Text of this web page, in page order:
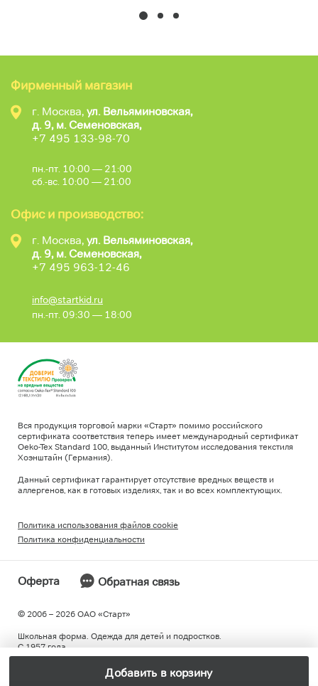
Добавить в корзину
Фирменный магазин
г. Москва, ул. Вельяминовская,
д. 9, м. Семеновская,
+7 495 133-98-70
пн.-пт. 10:00 — 21:00
сб.-вс. 10:00 — 21:00
Офис и производство:
г. Москва, ул. Вельяминовская,
д. 9, м. Семеновская,
+7 495 963-12-46
info@startkid.ru
пн.-пт. 09:30 — 18:00
© 2006 – 2026 ОAO «Старт»
Школьная форма. Одежда для детей и подростков.
С 1957 года.
Оферта Обратная связь
Вся продукция торговой марки «Старт» помимо российского
сертификата соответствия теперь имеет международный сертификат
Oeko-Tex Standard 100, выданный Институтом исследования текстиля
Хоэнштайн (Германия).
Данный сертификат гарантирует отсутствие вредных веществ и
аллергенов, как в готовых изделиях, так и во всех комплектующих.
Политика использования файлов cookie
Политика конфиденциальности